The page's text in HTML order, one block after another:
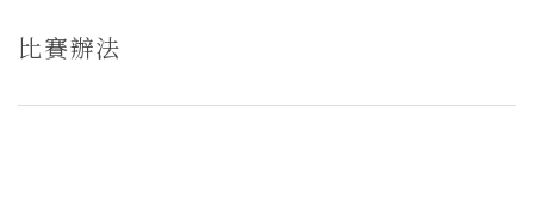
比賽辦法